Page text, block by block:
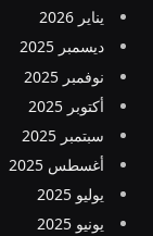
يناير 2026
ديسمبر 2025
نوفمبر 2025
أكتوبر 2025
سبتمبر 2025
أغسطس 2025
يوليو 2025
يونيو 2025